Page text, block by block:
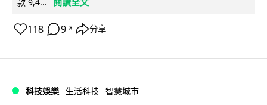
款 9,4...
118 9 ↗ 分享
科技娛樂 生活科技 智慧城市